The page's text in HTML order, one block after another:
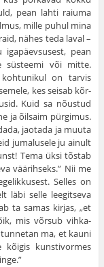
pean lahti raiuma
mille puhul mina
nähes teda laval –
pean
süsteemi või mitte.
on tarvis
kes seisab kõr­
Kuid sa nõustud
ja õilsaim pürgimus.
jaotada ja muuta
jumalusele ju ainult
Tema üksi tõs­tab
vääri­hseks.” Nii me
Selles on
läbi selle leegitseva
ta samas kirjas, „et
mis võrsub vihka­
ma, et kauni
kunstivormes